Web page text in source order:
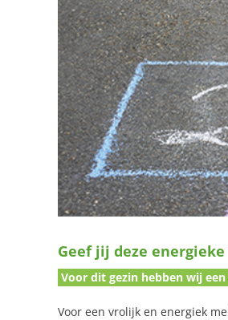
Geef jij deze
Voor dit gezin hebben wij
Voor een vrolijk en energiek